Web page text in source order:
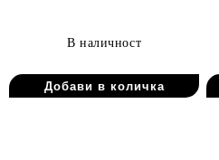
В наличност